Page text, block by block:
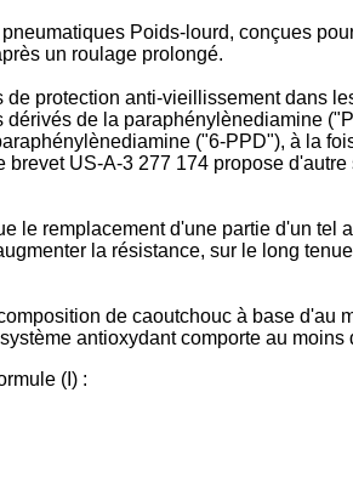
Poids-lourd, conçues
un roulage prolongé.
protection anti-vieillissement dans
de la paraphénylènediamine
("6-PPD"), à la
brevet US-A-3 277 174 propose
le remplacement d'une partie d'un
la résistance, sur le long
de caoutchouc à base d'au
antioxydant comporte au
(I) :